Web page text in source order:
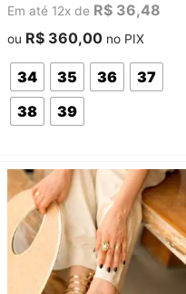
Em até 12x de R$ 36,48
ou R$ 360,00 no PIX
34 35 36
37
38
39